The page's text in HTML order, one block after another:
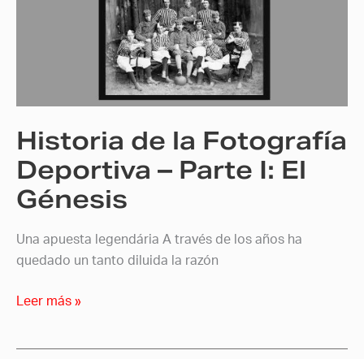
Historia de la Fotografía
Deportiva – Parte I: El
Génesis
Una apuesta legendária A través de los años ha
quedado un tanto diluida la razón
El
Leer más »